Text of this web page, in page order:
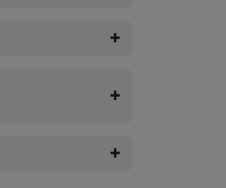
✚
✚
✚